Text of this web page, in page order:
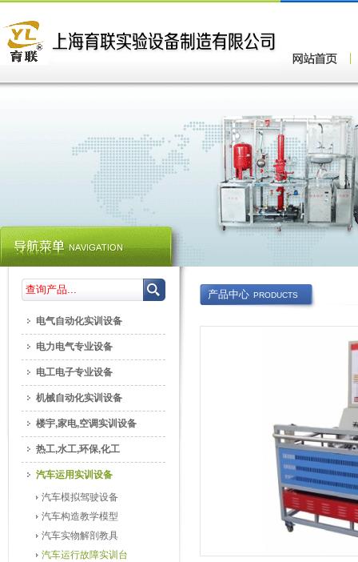
产品中心 PRODUCTS
电气自动化实训设备
电力电气专业设备
电工电子专业设备
机械自动化实训设备
楼宇,家电,空调实训设备
热工,水工,环保,化工
汽车运用实训设备
汽车模拟驾驶设备
汽车构造教学模型
汽车实物解剖教具
汽车运行故障实训台